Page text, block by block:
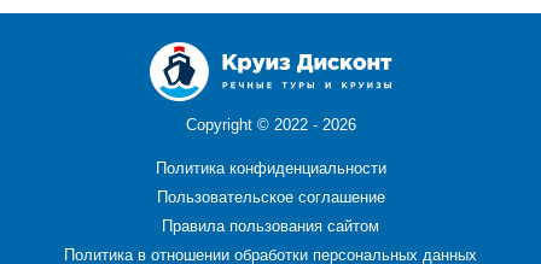
Copyright © 2022 - 2026
Политика конфиденциальности
Пользовательское соглашение
Правила пользования сайтом
Политика в отношении обработки персональных данных